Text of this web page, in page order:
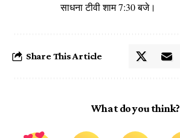
साधना टीवी शाम 7:30 बजे।
Share This Article
What do you think?